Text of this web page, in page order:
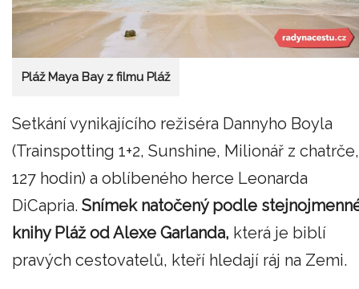
Pláž Maya Bay z filmu Pláž
Setkání vynikajícího režiséra Dannyho Boyla
(Trainspotting 1+2, Sunshine, Milionář z chatrče,
127 hodin) a oblíbeného herce Leonarda
DiCapria. Snímek natočený podle
knihy Pláž od Alexe Garlanda, která je biblí
pravých cestovatelů, kteří hledají ráj na Zemi.